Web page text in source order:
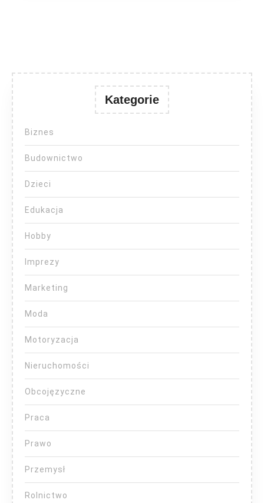
Kategorie
Biznes
Budownictwo
Dzieci
Edukacja
Hobby
Imprezy
Marketing
Moda
Motoryzacja
Nieruchomości
Obcojęzyczne
Praca
Prawo
Przemysł
Rolnictwo